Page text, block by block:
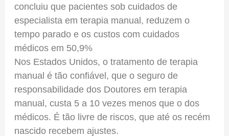
concluiu que pacientes sob cuidados de
especialista em terapia manual, reduzem o
tempo parado e os custos com cuidados
médicos em 50,9%
Nos Estados Unidos, o tratamento de terapia
manual é tão confiável, que o seguro de
responsabilidade dos Doutores em terapia
manual, custa 5 a 10 vezes menos que o dos
médicos. É tão livre de riscos, que até os recém
nascido recebem ajustes.